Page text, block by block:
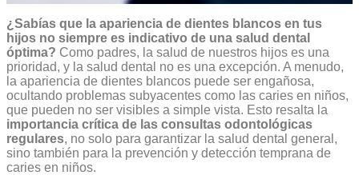
¿Sabías que la apariencia de dientes blancos en tus
hijos no siempre es indicativo de una salud dental
óptima? Como padres, la salud de nuestros hijos es una
prioridad, y la salud dental no es una excepción. A menudo,
la apariencia de dientes blancos puede ser engañosa,
ocultando problemas subyacentes como las caries en niños,
que pueden no ser visibles a simple vista. Esto resalta la
importancia crítica de las consultas odontológicas
regulares, no solo para garantizar la salud dental general,
sino también para la prevención y detección temprana de
caries en niños.